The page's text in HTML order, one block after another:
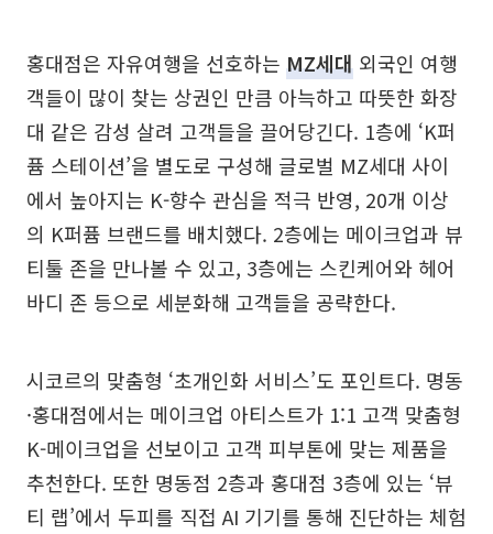
홍대점은 자유여행을 선호하는 MZ세대 외국인 여행
객들이 많이 찾는 상권인 만큼 아늑하고 따뜻한 화장
대 같은 감성 살려 고객들을 끌어당긴다. 1층에 ‘K퍼
퓸 스테이션’을 별도로 구성해 글로벌 MZ세대 사이
에서 높아지는 K-향수 관심을 적극 반영, 20개 이상
의 K퍼퓸 브랜드를 배치했다. 2층에는 메이크업과 뷰
티툴 존을 만나볼 수 있고, 3층에는 스킨케어와 헤어
바디 존 등으로 세분화해 고객들을 공략한다.
시코르의 맞춤형 ‘초개인화 서비스’도 포인트다. 명동
·홍대점에서는 메이크업 아티스트가 1:1 고객 맞춤형
K-메이크업을 선보이고 고객 피부톤에 맞는 제품을
추천한다. 또한 명동점 2층과 홍대점 3층에 있는 ‘뷰
티 랩’에서 두피를 직접 AI 기기를 통해 진단하는 체험